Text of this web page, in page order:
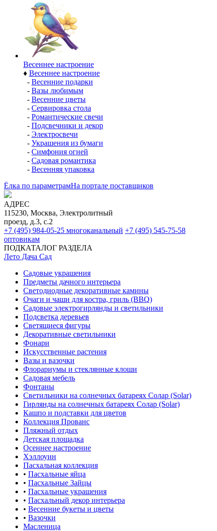
Весеннее настроение
♦ Весеннее настроение
- Весенние подарки
- Вазы любимым
- Весенние цветы
- Сервировка стола
- Романтические свечи
- Подсвечники и декор
- Электросвечи
- Украшения из бумаги
- Симфония огней
- Садовая романтика
- Весенняя упаковка
Ёлка по параметрамНа портале поставщиков
АДРЕС
115230, Москва, Электролитный
проезд, д.3, с.2
+7 (495) 984-05-25 многоканальный +7 (495) 545-75-58
оптовикам
ПОДКАТАЛОГ РАЗДЕЛА
Лето Дача Сад
Садовые украшения
Предметы дачного интерьера
Светодиодные декоративные камины
Очаги и чаши для костра, гриль (BBQ)
Садовые электрогирлянды и светильники
Подсветка деревьев
Светящиеся фигуры
Декоративные светильники
Фонари
Искусственные растения
Вазы и вазочки
Флорариумы и стеклянные клоши
Садовая мебель
Фонтаны
Светильники на солнечных батареях Солар (Solar)
Гирлянды на солнечных батареях Солар (Solar)
Кашпо и подставки для цветов
Коллекция Прованс
Пляжный отдых
Детская площадка
Осеннее настроение
Хэллоуин
Пасхальная коллекция
• Пасхальные яйца
• Пасхальные Зайцы
• Пасхальные украшения
• Пасхальный декор интерьера
• Весенние букеты и цветы
• Вазочки
Масленица